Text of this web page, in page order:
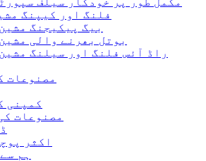
فلنگ اور کیپنگ
* بیگ پیکیجنگ
* بوتل بھرنے والی
* راڈ آئس فلنگ اور سیلنگ
مصنوعات
کمپنی
مصنوعات
اکثر
ہم